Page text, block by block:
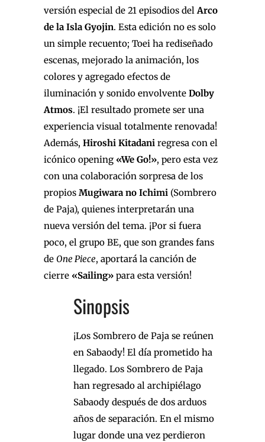
versión especial de 21 episodios del Arco
de la Isla Gyojin. Esta edición no es solo
un simple recuento; Toei ha rediseñado
escenas, mejorado la animación, los
colores y agregado efectos de
iluminación y sonido envolvente Dolby
Atmos. ¡El resultado promete ser una
experiencia visual totalmente renovada!
Además, Hiroshi Kitadani regresa con el
icónico opening «We Go!», pero esta vez
con una colaboración sorpresa de los
propios Mugiwara no Ichimi (Sombrero
de Paja), quienes interpretarán una
nueva versión del tema. ¡Por si fuera
poco, el grupo BE, que son grandes fans
de One Piece, aportará la canción de
cierre «Sailing» para esta versión!
Sinopsis
¡Los Sombrero de Paja se reúnen
en Sabaody! El día prometido ha
llegado. Los Sombrero de Paja
han regresado al archipiélago
Sabaody después de dos arduos
años de separación. En el mismo
lugar donde una vez perdieron